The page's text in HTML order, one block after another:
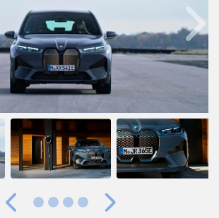
Anterior Próximo